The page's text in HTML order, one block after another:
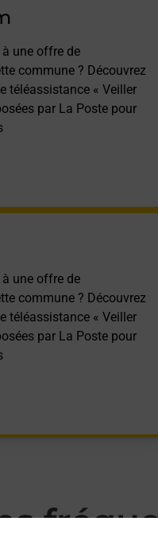
une offre de
commune ? Découvrez
téléassistance « Veiller
par La Poste pour
une offre de
commune ? Découvrez
téléassistance « Veiller
par La Poste pour